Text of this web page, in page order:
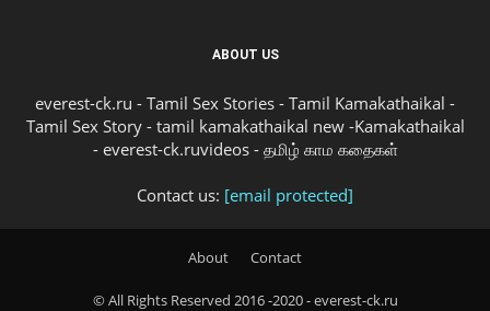
ABOUT US
everest-ck.ru - Tamil Sex Stories - Tamil Kamakathaikal -
Tamil Sex Story - tamil kamakathaikal new -Kamakathaikal
- everest-ck.ruvideos - தமிழ் காம கதைகள்
Contact us: [email protected]
About Contact
© All Rights Reserved 2016 -2020 - everest-ck.ru